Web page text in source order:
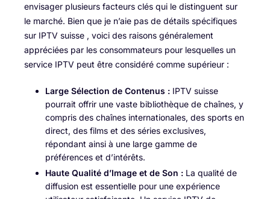
envisager plusieurs facteurs clés qui le distinguent sur
le marché. Bien que je n’aie pas de détails spécifiques
sur IPTV suisse , voici des raisons généralement
appréciées par les consommateurs pour lesquelles un
service IPTV peut être considéré comme supérieur :
Large Sélection de Contenus : IPTV suisse
pourrait offrir une vaste bibliothèque de chaînes, y
compris des chaînes internationales, des sports en
direct, des films et des séries exclusives,
répondant ainsi à une large gamme de
préférences et d’intérêts.
Haute Qualité d’Image et de Son : La qualité de
diffusion est essentielle pour une expérience